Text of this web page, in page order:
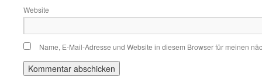
Website
Name, E-Mail-Adresse und Website in diesem Browser für meinen